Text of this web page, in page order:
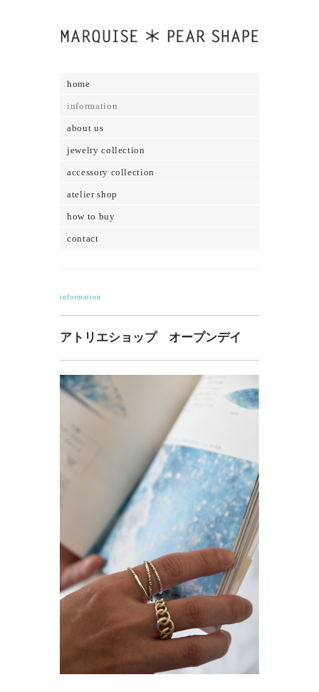
home
information
about us
jewelry collection
accessory collection
atelier shop
how to buy
contact
information
アトリエショップ オープンデイ